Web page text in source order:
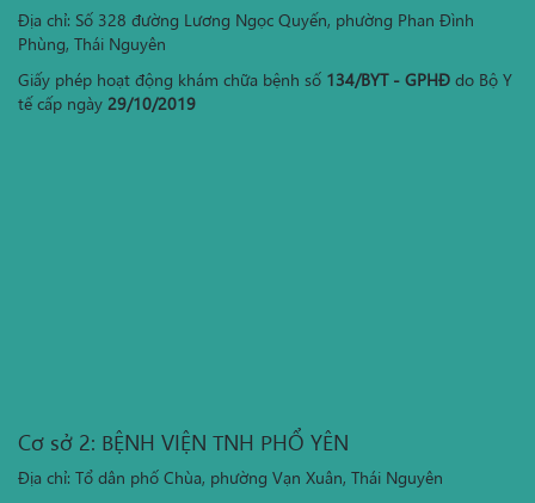
Địa chỉ: Số 328 đường Lương Ngọc Quyến, phường Phan Đình
Phùng, Thái Nguyên
Giấy phép hoạt động khám chữa bệnh số 134/BYT - GPHĐ do Bộ Y
tế cấp ngày 29/10/2019
Cơ sở 2: BỆNH VIỆN TNH PHỔ YÊN
Địa chỉ: Tổ dân phố Chùa, phường Vạn Xuân, Thái Nguyên